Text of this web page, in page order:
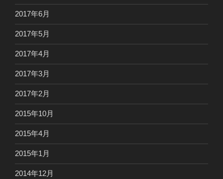
2017年6月
2017年5月
2017年4月
2017年3月
2017年2月
2015年10月
2015年4月
2015年1月
2014年12月